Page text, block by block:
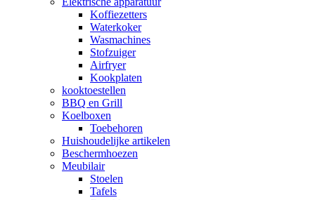
Koffiezetters
Waterkoker
Wasmachines
Stofzuiger
Airfryer
Kookplaten
kooktoestellen
BBQ en Grill
Koelboxen
Toebehoren
Huishoudelijke artikelen
Beschermhoezen
Meubilair
Stoelen
Tafels